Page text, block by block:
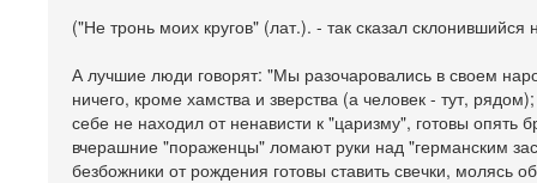
("Не тронь моих кругов" (лат.). - так сказал
А лучшие люди говорят: "Мы разочаровались в своем
ничего, кроме хамства и зверства (а человек - тут,
себе не находил от ненависти к "царизму", готовы опять
вчерашние "пораженцы" ломают руки над "германским
безбожники от рождения готовы ставить свечки, молясь